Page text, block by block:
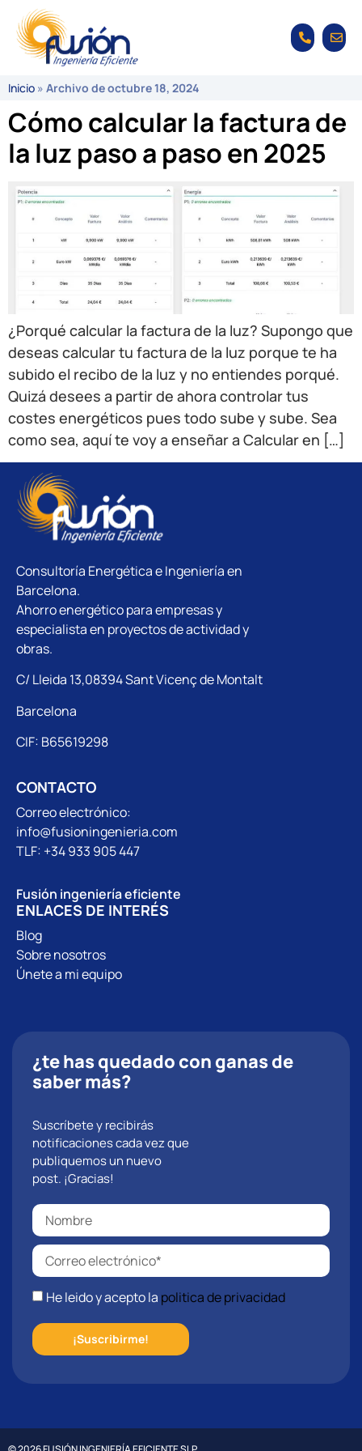
Inicio » Archivo de octubre 18, 2024
Cómo calcular la factura de
la luz paso a paso en 2025
¿Porqué calcular la factura de la luz? Supongo que
deseas calcular tu factura de la luz porque te ha
subido el recibo de la luz y no entiendes porqué.
Quizá desees a partir de ahora controlar tus
costes energéticos pues todo sube y sube. Sea
como sea, aquí te voy a enseñar a Calcular en […]
Consultoría Energética e Ingeniería en
Barcelona.
Ahorro energético para empresas y
especialista en proyectos de actividad y
obras.
C/ Lleida 13,08394 Sant Vicenç de Montalt
Barcelona
CIF: B65619298
CONTACTO
Correo electrónico:
info@fusioningenieria.com
TLF: +34 933 905 447
Fusión ingeniería eficiente
ENLACES DE INTERÉS
Blog
Sobre nosotros
Únete a mi equipo
¿te has quedado con ganas de
saber más?
Suscríbete y recibirás
notificaciones cada vez que
publiquemos un nuevo
post. ¡Gracias!
He leido y acepto la politica de privacidad
¡Suscribirme!